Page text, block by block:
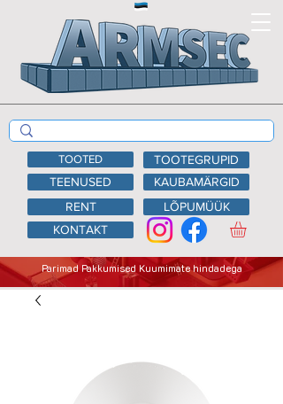
TEENUSED
KAUBAMÄRGID
RENT
LÕPUMÜÜK
KONTAKT
Parimad Pakkumised Kuumimate hindadega
TOOTED TOOTEGRUPID